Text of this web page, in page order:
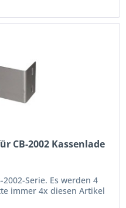
CB-2002 Kassenlade
Serie. Es werden 4
immer 4x diesen Artikel